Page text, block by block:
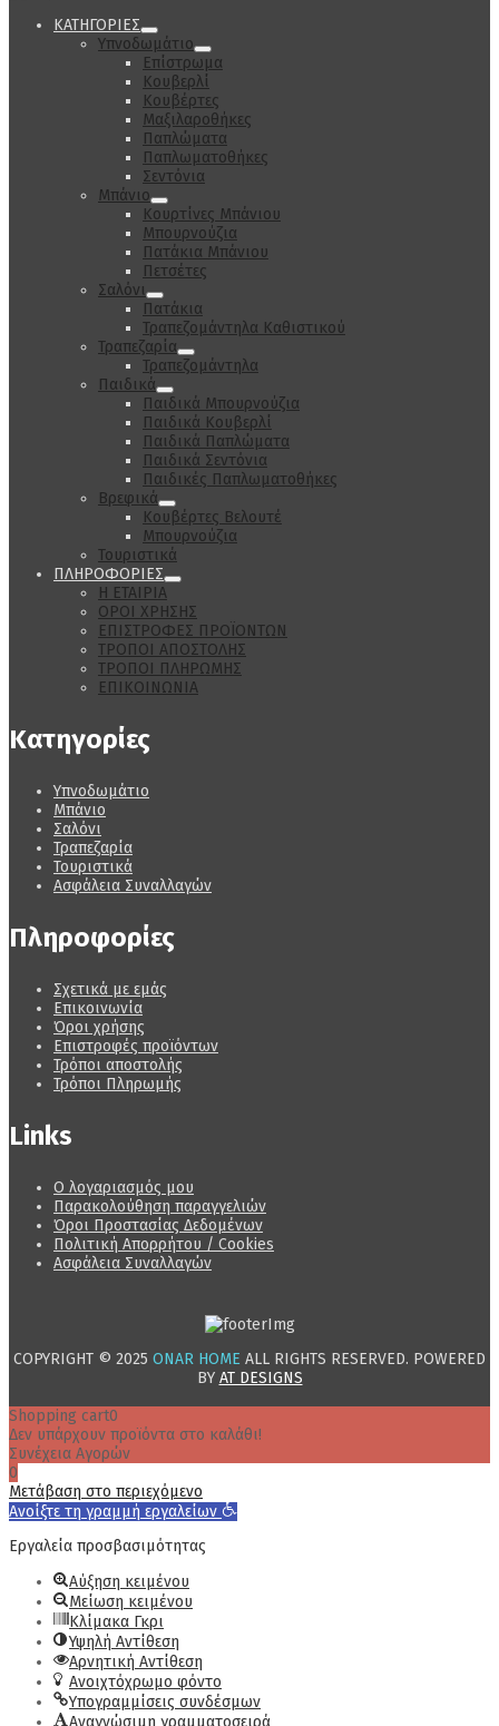
ΚΑΤΗΓΟΡΙΕΣ
Υπνοδωμάτιο
Επίστρωμα
Κουβερλί
Κουβέρτες
Μαξιλαροθήκες
Παπλώματα
Παπλωματοθήκες
Σεντόνια
Μπάνιο
Κουρτίνες Μπάνιου
Μπουρνούζια
Πατάκια Μπάνιου
Πετσέτες
Σαλόνι
Πατάκια
Τραπεζομάντηλα Καθιστικού
Τραπεζαρία
Τραπεζομάντηλα
Παιδικά
Παιδικά Μπουρνούζια
Παιδικά Κουβερλί
Παιδικά Παπλώματα
Παιδικά Σεντόνια
Παιδικές Παπλωματοθήκες
Βρεφικά
Κουβέρτες Βελουτέ
Μπουρνούζια
Τουριστικά
ΠΛΗΡΟΦΟΡΙΕΣ
Η ΕΤΑΙΡΙΑ
ΟΡΟΙ ΧΡΗΣΗΣ
ΕΠΙΣΤΡΟΦΕΣ ΠΡΟΪΟΝΤΩΝ
ΤΡΟΠΟΙ ΑΠΟΣΤΟΛΗΣ
ΤΡΟΠΟΙ ΠΛΗΡΩΜΗΣ
ΕΠΙΚΟΙΝΩΝΙΑ
Κατηγορίες
Υπνοδωμάτιο
Μπάνιο
Σαλόνι
Τραπεζαρία
Τουριστικά
Ασφάλεια Συναλλαγών
Πληροφορίες
Σχετικά με εμάς
Επικοινωνία
Όροι χρήσης
Επιστροφές προϊόντων
Τρόποι αποστολής
Τρόποι Πληρωμής
Links
Ο λογαριασμός μου
Παρακολούθηση παραγγελιών
Όροι Προστασίας Δεδομένων
Πολιτική Απορρήτου / Cookies
Ασφάλεια Συναλλαγών
COPYRIGHT © 2025 ONAR HOME ALL RIGHTS RESERVED. POWERED
BY AT DESIGNS
Shopping cart0
Δεν υπάρχουν προϊόντα στο καλάθι!
Συνέχεια Αγορών
0
Μετάβαση στο περιεχόμενο
Ανοίξτε τη γραμμή εργαλείων
Εργαλεία προσβασιμότητας
Αύξηση κειμένου
Μείωση κειμένου
Κλίμακα Γκρι
Υψηλή Αντίθεση
Αρνητική Αντίθεση
Ανοιχτόχρωμο φόντο
Υπογραμμίσεις συνδέσμων